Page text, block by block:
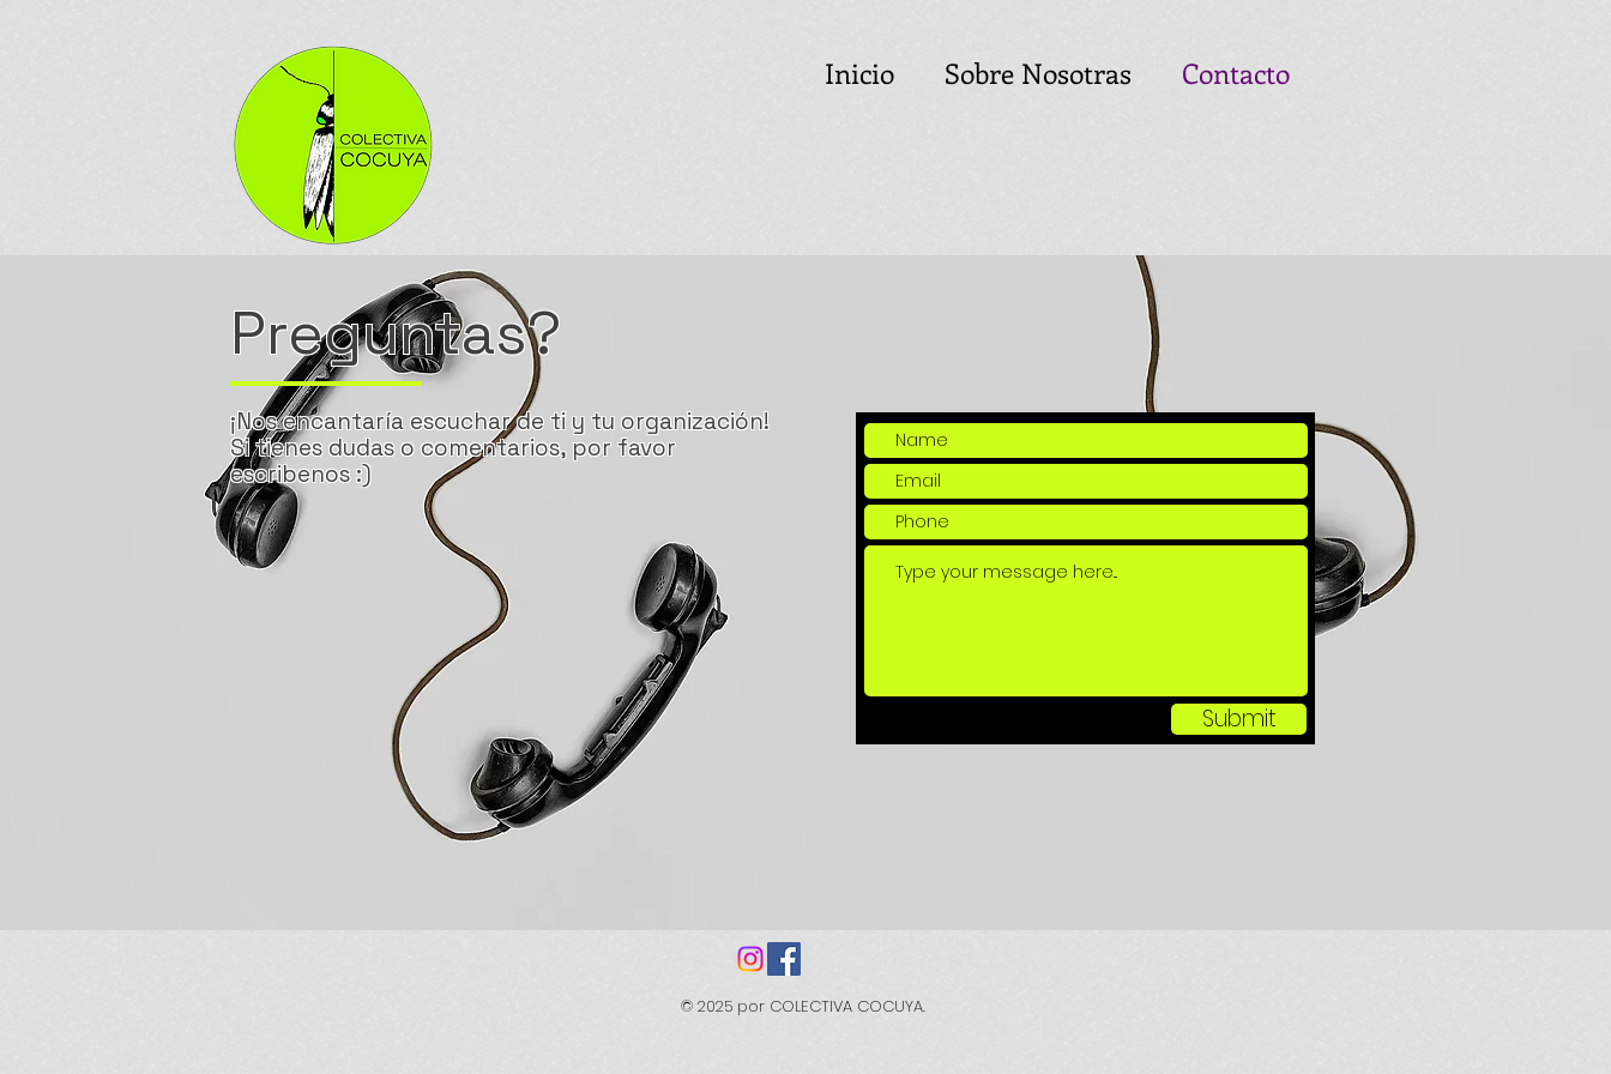
Inicio Sobre Nosotras Contacto
Preguntas?
¡Nos encantaría escuchar de ti y tu organización!
Si tienes dudas o comentarios, por favor
escribenos :)
Submit
© 2025 por COLECTIVA COCUYA.